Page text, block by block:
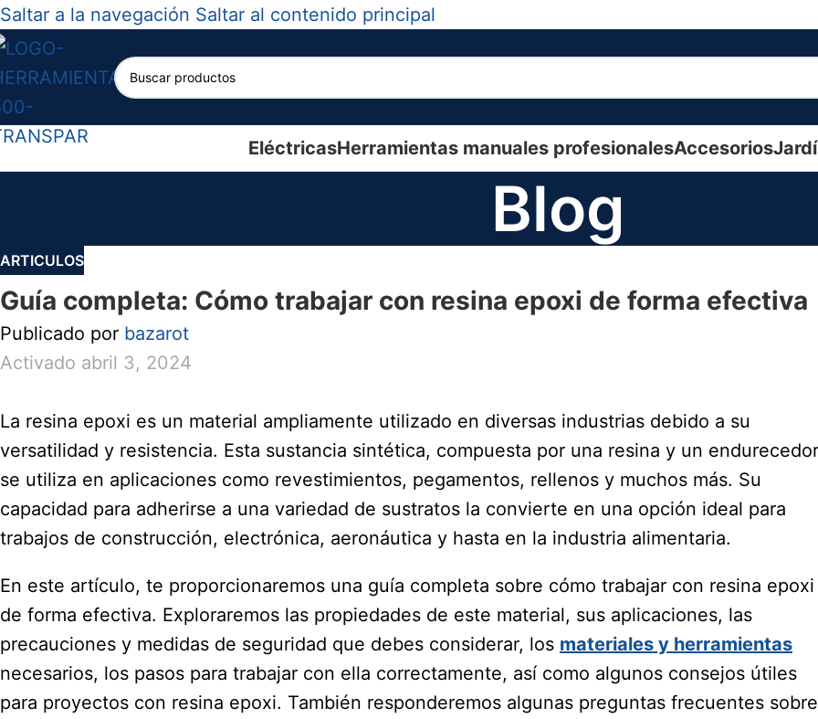
Saltar a la navegación Saltar al contenido principal
EléctricasHerramientas manuales profesionalesAccesorios
Blog
ARTICULOS
Guía completa: Cómo trabajar con resina epoxi de forma efectiva
Publicado por bazarot
Activado abril 3, 2024
La resina epoxi es un material ampliamente utilizado en diversas industrias debido a su
versatilidad y resistencia. Esta sustancia sintética, compuesta por una resina y un
se utiliza en aplicaciones como revestimientos, pegamentos, rellenos y muchos más. Su
capacidad para adherirse a una variedad de sustratos la convierte en una opción ideal para
trabajos de construcción, electrónica, aeronáutica y hasta en la industria alimentaria.
En este artículo, te proporcionaremos una guía completa sobre cómo trabajar con resina epoxi
de forma efectiva. Exploraremos las propiedades de este material, sus aplicaciones, las
precauciones y medidas de seguridad que debes considerar, los materiales y herramientas
necesarios, los pasos para trabajar con ella correctamente, así como algunos consejos útiles
para proyectos con resina epoxi. También responderemos algunas preguntas frecuentes sobre